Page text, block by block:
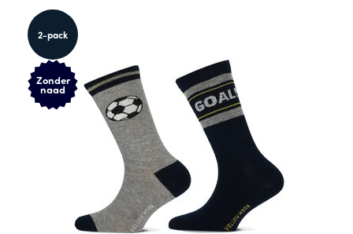
2-pack
Zonder
naad